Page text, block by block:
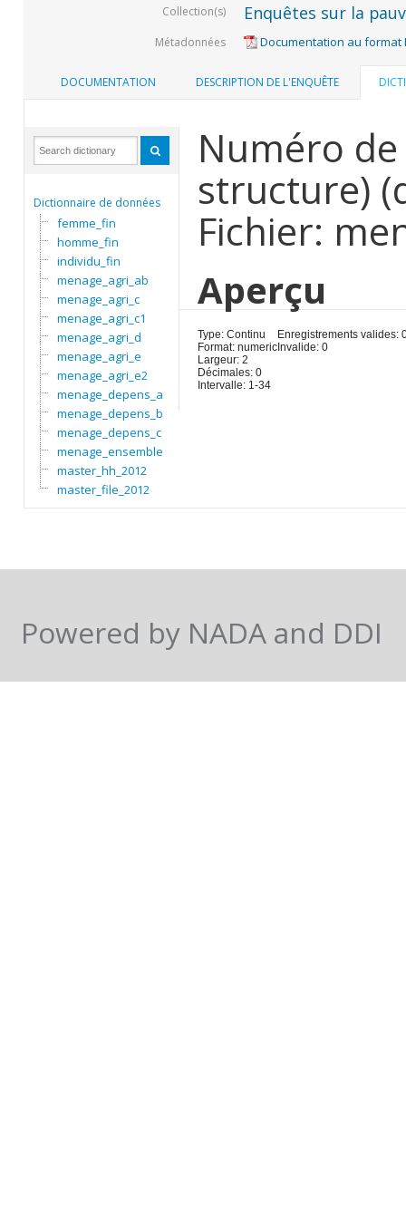
Collection(s) Enquêtes sur la
Métadonnées Documentation au format
DOCUMENTATION DESCRIPTION DE L'ENQUÊTE
Dictionnaire de données
femme_fin
homme_fin
individu_fin
menage_agri_ab
menage_agri_c
menage_agri_c1
menage_agri_d
menage_agri_e
menage_agri_e2
menage_depens_a
menage_depens_b
menage_depens_c
menage_ensemble
master_hh_2012
master_file_2012
Numéro
structure)
Fichier:
Aperçu
Type: Continu
Format: numeric
Largeur: 2
Décimales: 0
Intervalle: 1-34
Enregistrements valides:
Invalide: 0
Powered by NADA and DDI